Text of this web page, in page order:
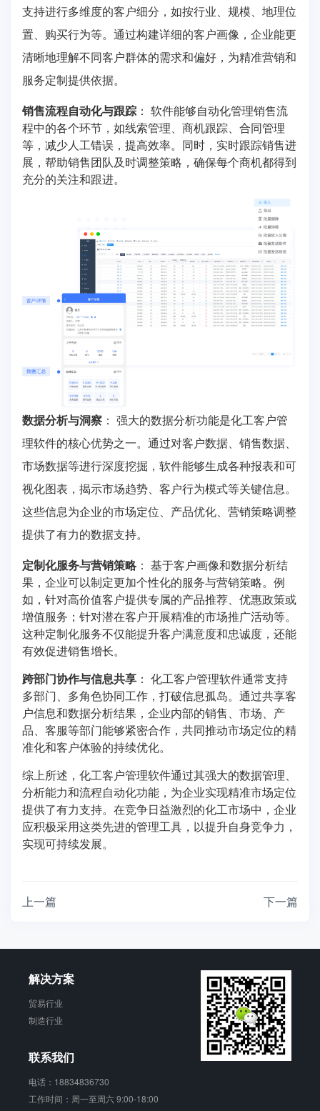
支持进行多维度的客户细分，如按行业、规模、地理位
置、购买行为等。通过构建详细的客户画像，企业能更
清晰地理解不同客户群体的需求和偏好，为精准营销和
服务定制提供依据。
销售流程自动化与跟踪 ： 软件能够自动化管理销售流
程中的各个环节，如线索管理、商机跟踪、合同管理
等，减少人工错误，提高效率。同时，实时跟踪销售进
展，帮助销售团队及时调整策略，确保每个商机都得到
充分的关注和跟进。
数据分析与洞察 ： 强大的数据分析功能是化工客户管
理软件的核心优势之一。通过对客户数据、销售数据、
市场数据等进行深度挖掘，软件能够生成各种报表和可
视化图表，揭示市场趋势、客户行为模式等关键信息。
这些信息为企业的市场定位、产品优化、营销策略调整
提供了有力的数据支持。
定制化服务与营销策略： 基于客户画像和数据分析结
果，企业可以制定更加个性化的服务与营销策略。例
如，针对高价值客户提供专属的产品推荐、优惠政策或
增值服务；针对潜在客户开展精准的市场推广活动等。
这种定制化服务不仅能提升客户满意度和忠诚度，还能
有效促进销售增长。
跨部门协作与信息共享 ： 化工客户管理软件通常支持
多部门、多角色协同工作，打破信息孤岛。通过共享客
户信息和数据分析结果，企业内部的销售、市场、产
品、客服等部门能够紧密合作，共同推动市场定位的精
准化和客户体验的持续优化。
综上所述，化工客户管理软件通过其强大的数据管理、
分析能力和流程自动化功能，为企业实现精准市场定位
提供了有力支持。在竞争日益激烈的化工市场中，企业
应积极采用这类先进的管理工具，以提升自身竞争力，
实现可持续发展。
上一篇 下一篇
解决方案
贸易行业
制造行业
联系我们
电话：18834836730
工作时间：周一至周六 9:00-18:00